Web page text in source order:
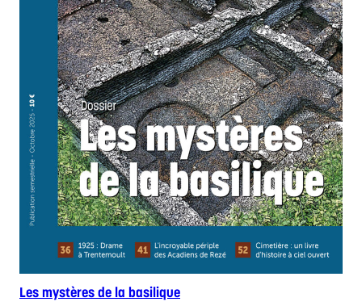
Les mystères de la basilique